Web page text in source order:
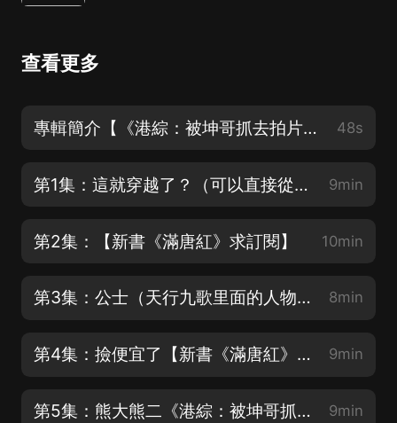
查看更多
專輯簡介【《港綜：被坤哥抓去拍片》多播有聲書已上架】 48s
第1集：這就穿越了？（可以直接從第2集聽） 9min
第2集：【新書《滿唐紅》求訂閱】 10min
第3集：公士（天行九歌里面的人物后面會一一登場） 8min
第4集：撿便宜了【新書《滿唐紅》求訂閱】 9min
第5集：熊大熊二《港綜：被坤哥抓去拍片》多播有聲書已上架 9min